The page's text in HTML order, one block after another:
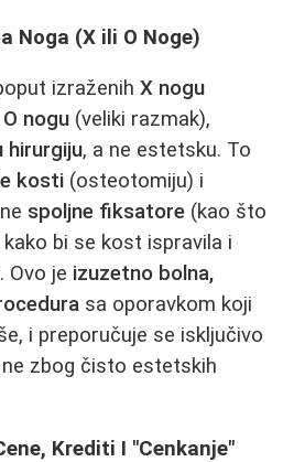
Noga (X ili O Noge)
izraženih X nogu
O nogu (veliki razmak),
hirurgiju, a ne estetsku. To
kosti (osteotomiju) i
spoljne fiksatore (kao što
bi se kost ispravila i
Ovo je izuzetno bolna,
sa oporavkom koji
i preporučuje se isključivo
zbog čisto estetskih
Krediti I "Cenkanje"